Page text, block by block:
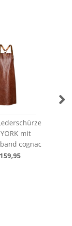
mit
cognac